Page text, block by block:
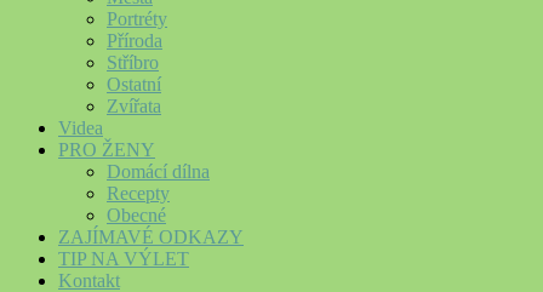
Portréty
Příroda
Stříbro
Ostatní
Zvířata
Videa
PRO ŽENY
Domácí dílna
Recepty
Obecné
ZAJÍMAVÉ ODKAZY
TIP NA VÝLET
Kontakt